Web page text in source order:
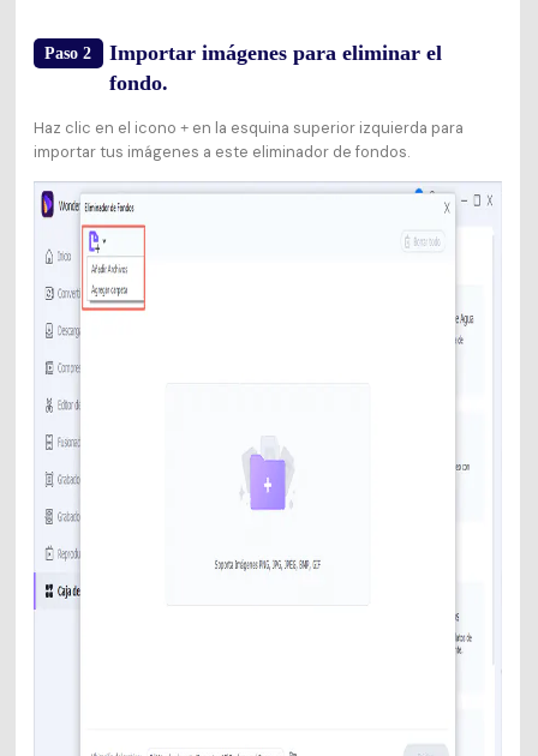
Paso 2
Importar imágenes para eliminar el
fondo.
Haz clic en el icono +en la esquina superior izquierda para
importar tus imágenes a este eliminador de fondos.